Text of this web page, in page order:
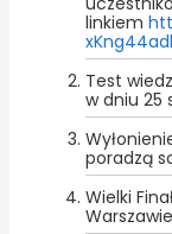
linkiem
Test
w dniu 25
poradzą
Wielki